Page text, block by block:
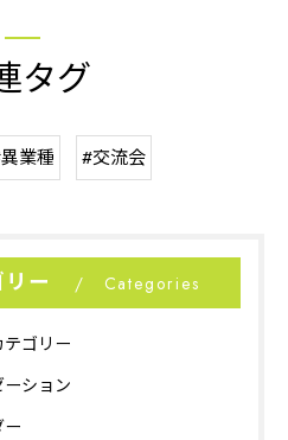
タグ
業種 #交流会
ー Categories
ゴリー
ーション
ー